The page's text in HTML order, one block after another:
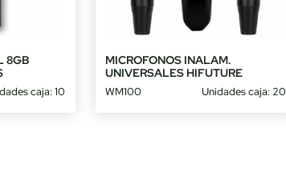
8GB
caja: 10
MICROFONOS INALAM.
UNIVERSALES HIFUTURE
WM100 Unidades caja: 20